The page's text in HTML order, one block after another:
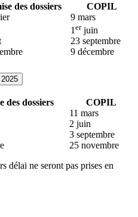
des dossiers
COPIL
9 mars
1 erjuin
23 septembre
9 décembre
des dossiers
COPIL
11 mars
2 juin
3 septembre
25 novembre
délai ne seront pas prises en